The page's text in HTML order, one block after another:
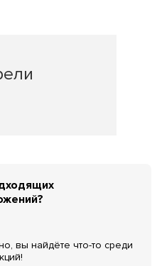
вы найдёте что-то среди